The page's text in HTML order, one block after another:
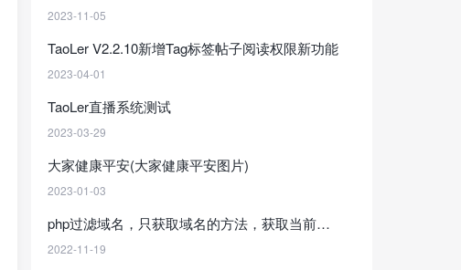
2023-11-05
TaoLer V2.2.10新增Tag标签帖子阅读权限新功能
2023-04-01
TaoLer直播系统测试
2023-03-29
大家健康平安(大家健康平安图片)
2023-01-03
php过滤域名，只获取域名的方法，获取当前不带协议的域名(parse_url()函数域名过滤)
2022-11-19